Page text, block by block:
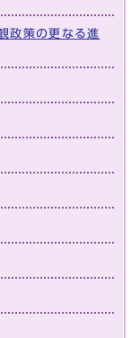
政策の更なる進